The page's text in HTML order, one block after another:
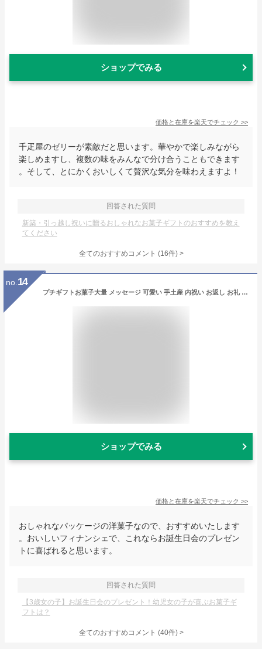
ショップでみる
価格と在庫を楽天でチェック >>
千疋屋のゼリーが素敵だと思います。華やかで楽しみながら
楽しめますし、複数の味をみんなで分け合うこともできます
。そして、とにかくおいしくて贅沢な気分を味わえますよ！
回答された質問
新築・引っ越し祝いに贈るおしゃれなお菓子ギフトのおすすめを教え
てください
全てのおすすめコメント (16件) >
no. 14
プチギフトお菓子大量 メッセージ 可愛い 手土産 内祝い お返し お礼 個包装 焼き菓子 スイーツ プレゼント ギフト お配り 記念品 300円台HF-3EC フィナンシェ 2個入 ※オンラインショップ限定
ショップでみる
価格と在庫を楽天でチェック >>
おしゃれなパッケージの洋菓子なので、おすすめいたします
。おいしいフィナンシェで、これならお誕生日会のプレゼン
トに喜ばれると思います。
回答された質問
【3歳女の子】お誕生日会のプレゼント！幼児女の子が喜ぶお菓子ギ
フトは？
全てのおすすめコメント (40件) >